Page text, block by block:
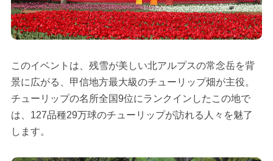
このイベントは、残雪が美しい北アルプスの常念岳を背
景に広がる、甲信地方最大級のチューリップ畑が主役。
チューリップの名所全国9位にランクインしたこの地で
は、127品種29万球のチューリップが訪れる人々を魅了
します。